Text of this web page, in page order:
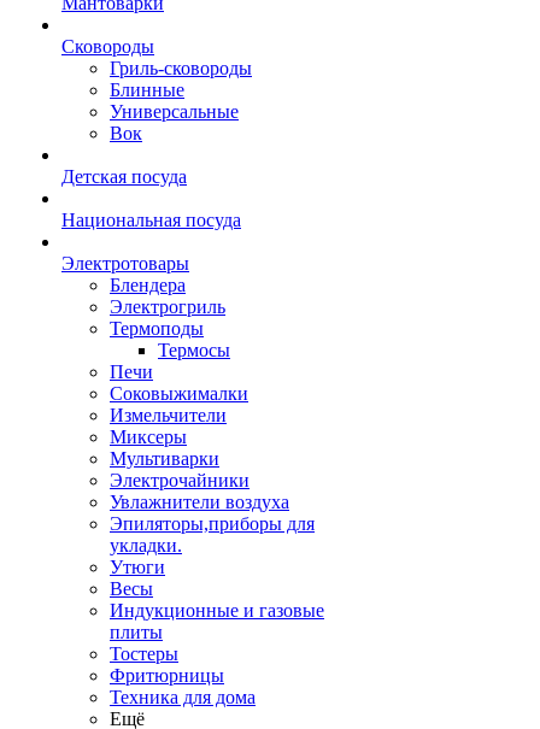
Сковороды
Гриль-сковороды
Блинные
Универсальные
Вок
Детская посуда
Национальная посуда
Электротовары
Блендера
Электрогриль
Термоподы
Термосы
Печи
Соковыжималки
Измельчители
Миксеры
Мультиварки
Электрочайники
Увлажнители воздуха
Эпиляторы,приборы для
укладки.
Утюги
Весы
Индукционные и газовые
плиты
Тостеры
Фритюрницы
Техника для дома
Ещё